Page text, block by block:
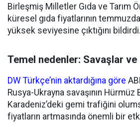
Birleşmiş Milletler Gıda ve Tarım
küresel gıda fiyatlarının
yüksek seviyesine çıktığını bildirdi.
Temel nedenler: Savaşlar ve
DW Türkçe’nin aktardığına göre
Rusya-Ukrayna savaşının Hürmüz
Karadeniz’deki gemi trafiğini
fiyatların artmasında önemli bir